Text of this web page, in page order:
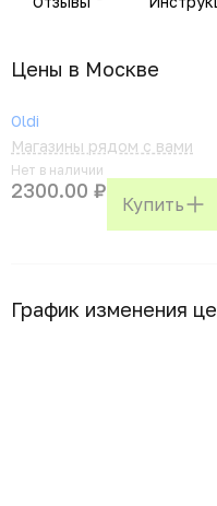
Цены в Москвe
Oldi
Магазины рядом с вами
Нет в наличии
2300.00 ₽
Купить
График изменения